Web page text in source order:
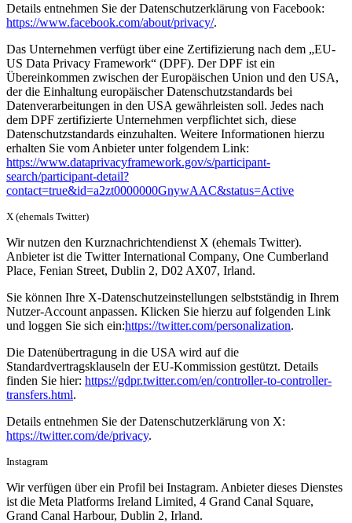
Details entnehmen Sie der Datenschutzerklärung von Facebook:
https://www.facebook.com/about/privacy/.
Das Unternehmen verfügt über eine Zertifizierung nach dem „EU-
US Data Privacy Framework“ (DPF). Der DPF ist ein
Übereinkommen zwischen der Europäischen Union und den USA,
der die Einhaltung europäischer Datenschutzstandards bei
Datenverarbeitungen in den USA gewährleisten soll. Jedes nach
dem DPF zertifizierte Unternehmen verpflichtet sich, diese
Datenschutzstandards einzuhalten. Weitere Informationen hierzu
erhalten Sie vom Anbieter unter folgendem Link:
https://www.dataprivacyframework.gov/s/participant-
search/participant-detail?
contact=true&id=a2zt0000000GnywAAC&status=Active
X (ehemals Twitter)
Wir nutzen den Kurznachrichtendienst X (ehemals Twitter).
Anbieter ist die Twitter International Company, One Cumberland
Place, Fenian Street, Dublin 2, D02 AX07, Irland.
Sie können Ihre X-Datenschutzeinstellungen selbstständig in Ihrem
Nutzer-Account anpassen. Klicken Sie hierzu auf folgenden Link
und loggen Sie sich ein:https://twitter.com/personalization.
Die Datenübertragung in die USA wird auf die
Standardvertragsklauseln der EU-Kommission gestützt. Details
finden Sie hier: https://gdpr.twitter.com/en/controller-to-controller-
transfers.html.
Details entnehmen Sie der Datenschutzerklärung von X:
https://twitter.com/de/privacy.
Instagram
Wir verfügen über ein Profil bei Instagram. Anbieter dieses Dienstes
ist die Meta Platforms Ireland Limited, 4 Grand Canal Square,
Grand Canal Harbour, Dublin 2, Irland.